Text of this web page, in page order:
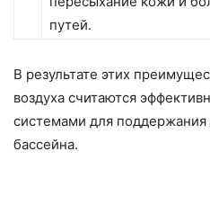
путей.
В результате этих
воздуха считаются
системами для
бассейна.